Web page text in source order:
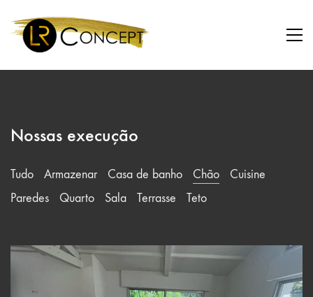
Nossas execução
Tudo Armazenar Casa de banho Chão
Cuisine
Paredes
Quarto Sala Terrasse Teto